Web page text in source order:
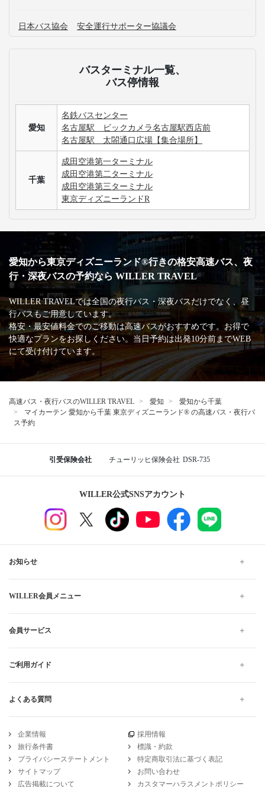
日本バス協会 安全運行サポーター協議会
バスターミナル一覧、
バス停情報
愛知
名鉄バスセンター
名古屋駅 ビックカメラ名古屋駅西店前
名古屋駅 太閤通口広場【集合場所】
千葉
成田空港第一ターミナル
成田空港第二ターミナル
成田空港第三ターミナル
東京ディズニーランドR
愛知から東京ディズニーランド®行きの格安高速バス、夜
行・深夜バスの予約なら WILLER TRAVEL
WILLER TRAVELでは全国の夜行バス・深夜バスだけでなく、昼
行バスもご用意しています。
格安・最安値料金でのご移動は高速バスがおすすめです。お得で
快適なプランをお探しください。当日予約は出発10分前までWEB
にて受け付けています。
高速バス・夜行バスのWILLER TRAVEL 愛知
愛知から千葉
マイカーテン 愛知から千葉 東京ディズニーランド® の高速バス・夜行バ
ス予約
引受保険会社 チューリッヒ保険会社 DSR-735
WILLER公式SNSアカウント
お知らせ
WILLER会員メニュー
会員サービス
ご利用ガイド
よくある質問
企業情報
採用情報
旅行条件書
標識・約款
プライバシーステートメント
特定商取引法に基づく表記
サイトマップ
お問い合わせ
広告掲載について
カスタマーハラスメントポリシー